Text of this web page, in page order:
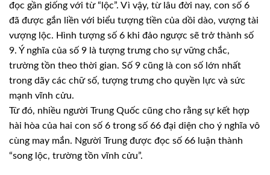
đọc gần giống với từ “lộc”. Vì vậy, từ lâu đời nay, con số 6
đã được gắn liền với biểu tượng tiền của dồi dào, vượng tài
vượng lộc. Hình tượng số 6 khi đảo ngược sẽ trở thành số
9. Ý nghĩa của số 9 là tượng trưng cho sự vững chắc,
trường tồn theo thời gian. Số 9 cũng là con số lớn nhất
trong dãy các chữ số, tượng trưng cho quyền lực và sức
mạnh vĩnh cửu.
Từ đó, nhiều người Trung Quốc cũng cho rằng sự kết hợp
hài hòa của hai con số 6 trong số 66 đại diện cho ý nghĩa vô
cùng may mắn. Người Trung được đọc số 66 luận thành
“song lộc, trường tồn vĩnh cửu”.